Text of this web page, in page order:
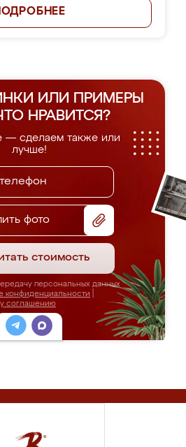
ИЛИ ПРИМЕРЫ
НРАВИТСЯ?
— сделаем также или
лучше!
фото
стоимость
персональных данных
конфиденциальности
соглашению